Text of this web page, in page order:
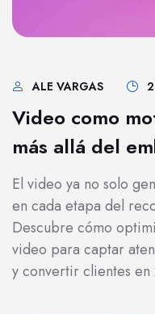
ALE VARGAS
Video como
más allá del
El video ya no solo
en cada etapa del
Descubre cómo
video para captar
y convertir clientes en